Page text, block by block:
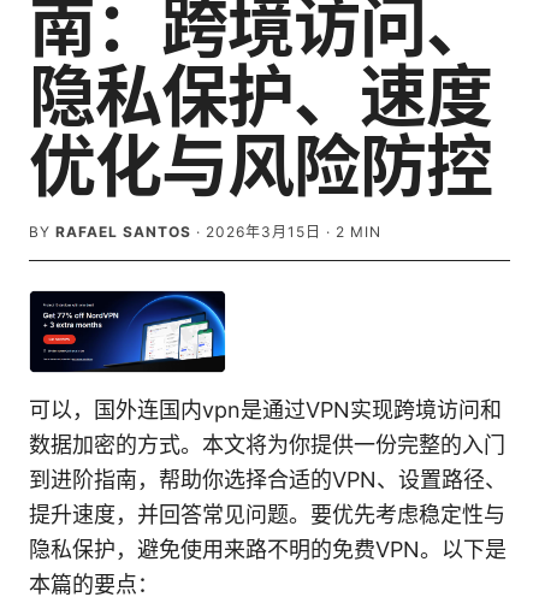
南：跨境访问、
隐私保护、速度
优化与风险防控
BY RAFAEL SANTOS · 2026年3月15日 · 2 MIN
可以，国外连国内vpn是通过VPN实现跨境访问和
数据加密的方式。本文将为你提供一份完整的入门
到进阶指南，帮助你选择合适的VPN、设置路径、
提升速度，并回答常见问题。要优先考虑稳定性与
隐私保护，避免使用来路不明的免费VPN。以下是
本篇的要点：